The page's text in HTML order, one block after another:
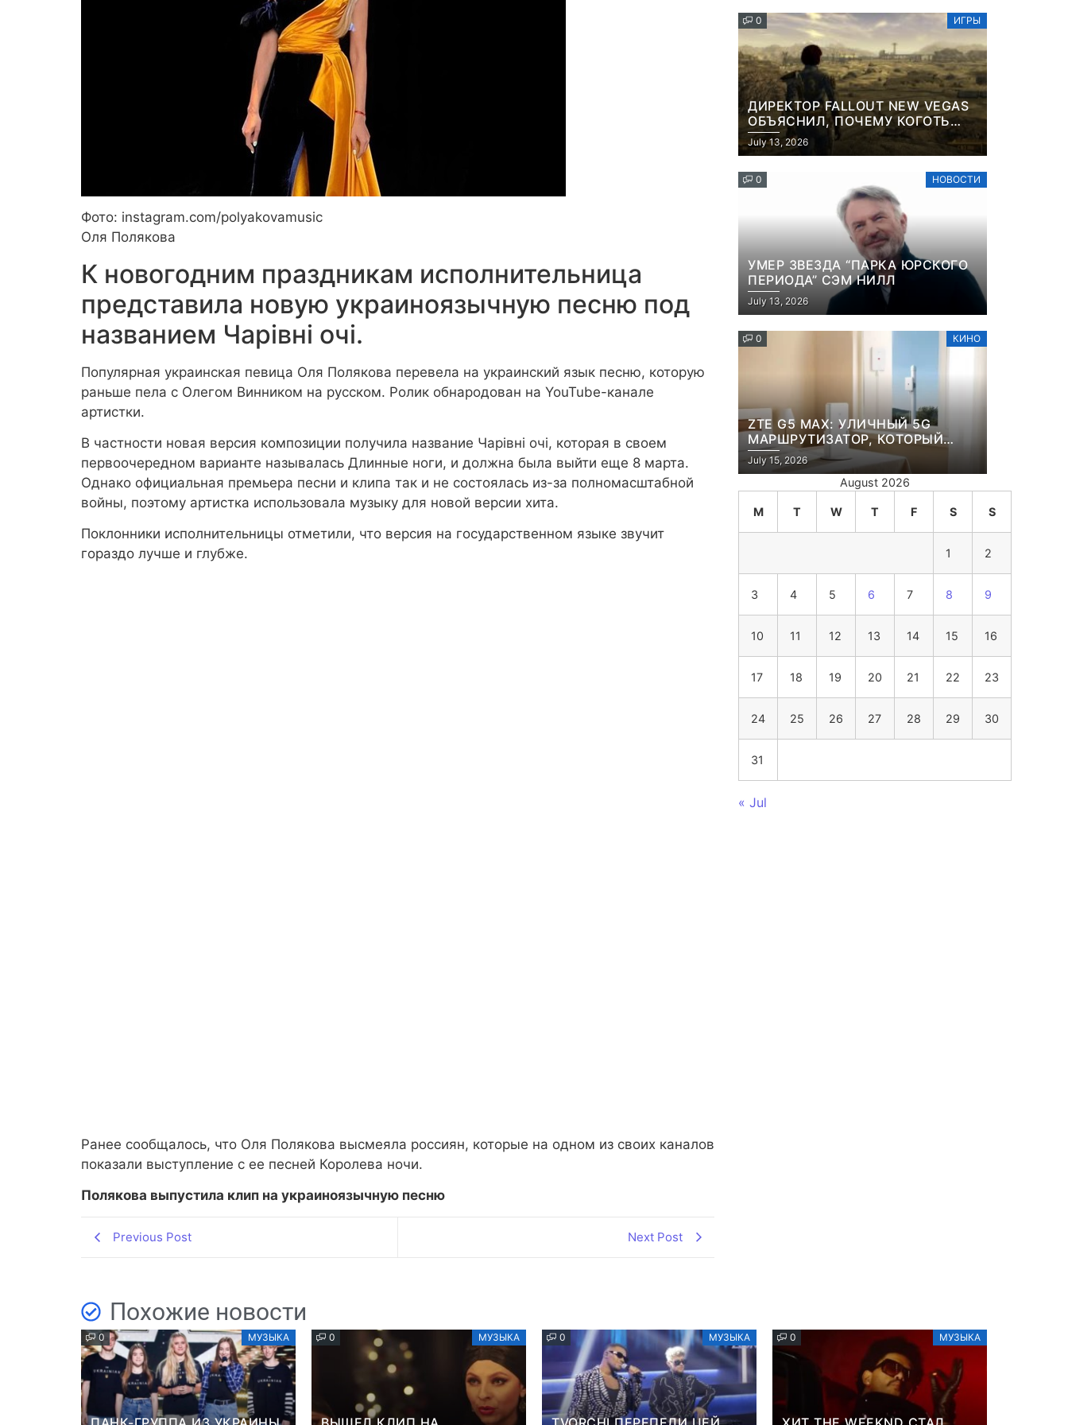
Фото: instagram.com/polyakovamusic
Оля Полякова
К новогодним праздникам исполнительница
представила новую украиноязычную песню под
названием Чарівні очі.
Популярная украинская певица Оля Полякова перевела на украинский язык песню, которую
раньше пела с Олегом Винником на русском. Ролик обнародован на YouTube-канале
артистки.
В частности новая версия композиции получила название Чарівні очі, которая в своем
первоочередном варианте называлась Длинные ноги, и должна была выйти еще 8 марта.
Однако официальная премьера песни и клипа так и не состоялась из-за полномасштабной
войны, поэтому артистка использовала музыку для новой версии хита.
Поклонники исполнительницы отметили, что версия на государственном языке звучит
гораздо лучше и глубже.
Ранее сообщалось, что Оля Полякова высмеяла россиян, которые на одном из своих каналов
показали выступление с ее песней Королева ночи.
Полякова выпустила клип на украиноязычную песню
Previous Post Next Post
0 ИГРЫ
ДИРЕКТОР FALLOUT NEW VEGAS
ОБЪЯСНИЛ, ПОЧЕМУ КОГОТЬ
СМЕРТИ У КАРЬЕРА НАМЕРЕННО
СНОСИТ ВАМ ГОЛОВУ
July 13, 2026
0 НОВОСТИ
УМЕР ЗВЕЗДА “ПАРКА ЮРСКОГО
ПЕРИОДА” СЭМ НИЛЛ
July 13, 2026
0 КИНО
ZTE G5 MAX: УЛИЧНЫЙ 5G
МАРШРУТИЗАТОР, КОТОРЫЙ
ПЕРЕЖИВЕТ И ЛЮТУЮ ЗИМУ, И
ЖАРКОЕ ЛЕТО
July 15, 2026
August 2026
M T W T F S S
1 2
3 4 5 6 7 8 9
10 11 12 13 14 15 16
17 18 19 20 21 22 23
24 25 26 27 28 29 30
31
« Jul
Похожие новости
0 МУЗЫКА 0 МУЗЫКА 0 МУЗЫКА 0 МУЗЫКА